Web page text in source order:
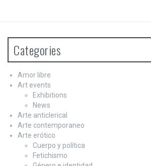
n
Categories
Amor libre
Art events
Exhibitions
News
Arte anticlerical
Arte contemporaneo
Arte erótico
Cuerpo y política
Fetichismo